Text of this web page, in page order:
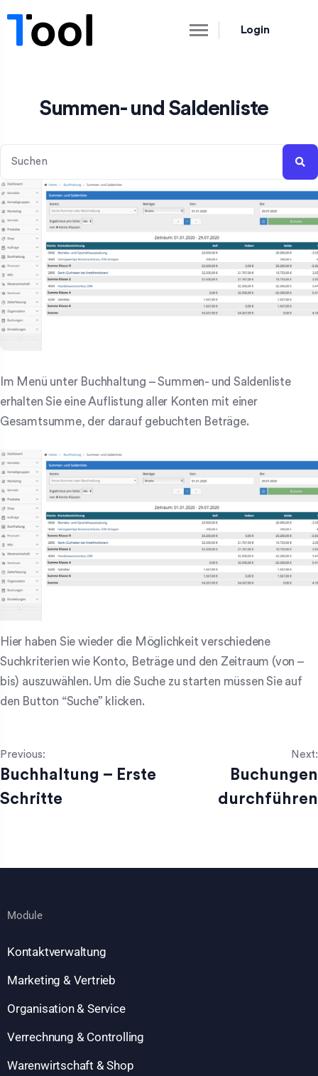
Login
Summen- und Saldenliste
Im Menü unter Buchhaltung – Summen- und Saldenliste
erhalten Sie eine Auflistung aller Konten mit einer
Gesamtsumme, der darauf gebuchten Beträge.
Hier haben Sie wieder die Möglichkeit verschiedene
Suchkriterien wie Konto, Beträge und den Zeitraum (von –
bis) auszuwählen. Um die Suche zu starten müssen Sie auf
den Button “Suche” klicken.
Previous:
Buchhaltung – Erste
Schritte
Next:
Buchungen
durchführen
Module
Kontaktverwaltung
Marketing & Vertrieb
Organisation & Service
Verrechnung & Controlling
Warenwirtschaft & Shop